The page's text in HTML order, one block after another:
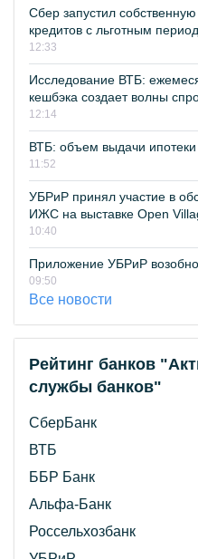
Сбер запустил
кредитов с льготным
12:33
Исследование ВТБ:
кешбэка создает волны
12:14
ВТБ: объем выдачи
11:52
УБРиР принял участие в
ИЖС на выставке Open
10:40
Приложение УБРиР
09:50
Все новости
Рейтинг банков
службы банков"
СберБанк
ВТБ
ББР Банк
Альфа-Банк
Россельхозбанк